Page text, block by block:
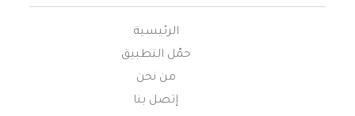
الرئيسية
حمّل التطبيق
من نحن
إتصل بنا